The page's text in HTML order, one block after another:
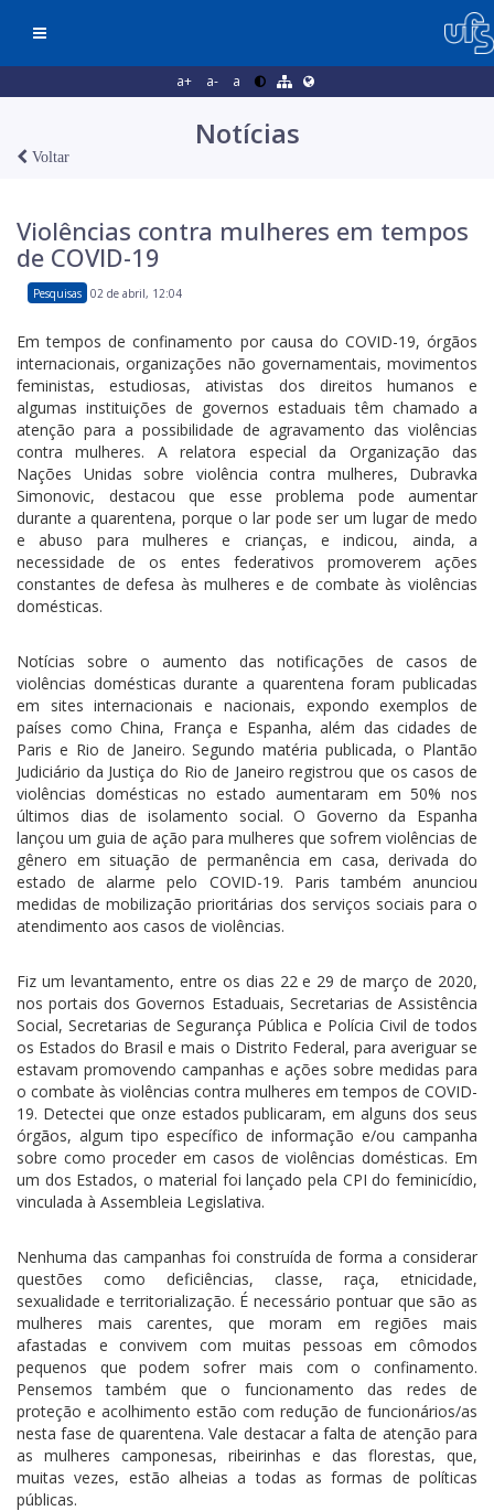
a+ a- a
Notícias
Voltar
Violências contra mulheres em tempos
de COVID-19
Pesquisas 02 de abril, 12:04
Em tempos de confinamento por causa do COVID-19, órgãos
internacionais, organizações não governamentais, movimentos
feministas, estudiosas, ativistas dos direitos humanos e
algumas instituições de governos estaduais têm chamado a
atenção para a possibilidade de agravamento das violências
contra mulheres. A relatora especial da Organização das
Nações Unidas sobre violência contra mulheres, Dubravka
Simonovic, destacou que esse problema pode aumentar
durante a quarentena, porque o lar pode ser um lugar de medo
e abuso para mulheres e crianças, e indicou, ainda, a
necessidade de os entes federativos promoverem ações
constantes de defesa às mulheres e de combate às violências
domésticas.
Notícias sobre o aumento das notificações de casos de
violências domésticas durante a quarentena foram publicadas
em sites internacionais e nacionais, expondo exemplos de
países como China, França e Espanha, além das cidades de
Paris e Rio de Janeiro. Segundo matéria publicada, o Plantão
Judiciário da Justiça do Rio de Janeiro registrou que os casos de
violências domésticas no estado aumentaram em 50% nos
últimos dias de isolamento social. O Governo da Espanha
lançou um guia de ação para mulheres que sofrem violências de
gênero em situação de permanência em casa, derivada do
estado de alarme pelo COVID-19. Paris também anunciou
medidas de mobilização prioritárias dos serviços sociais para o
atendimento aos casos de violências.
Fiz um levantamento, entre os dias 22 e 29 de março de 2020,
nos portais dos Governos Estaduais, Secretarias de Assistência
Social, Secretarias de Segurança Pública e Polícia Civil de todos
os Estados do Brasil e mais o Distrito Federal, para averiguar se
estavam promovendo campanhas e ações sobre medidas para
o combate às violências contra mulheres em tempos de COVID-
19. Detectei que onze estados publicaram, em alguns dos seus
órgãos, algum tipo específico de informação e/ou campanha
sobre como proceder em casos de violências domésticas. Em
um dos Estados, o material foi lançado pela CPI do feminicídio,
vinculada à Assembleia Legislativa.
Nenhuma das campanhas foi construída de forma a considerar
questões como deficiências, classe, raça, etnicidade,
sexualidade e territorialização. É necessário pontuar que são as
mulheres mais carentes, que moram em regiões mais
afastadas e convivem com muitas pessoas em cômodos
pequenos que podem sofrer mais com o confinamento.
Pensemos também que o funcionamento das redes de
proteção e acolhimento estão com redução de funcionários/as
nesta fase de quarentena. Vale destacar a falta de atenção para
as mulheres camponesas, ribeirinhas e das florestas, que,
muitas vezes, estão alheias a todas as formas de políticas
públicas.